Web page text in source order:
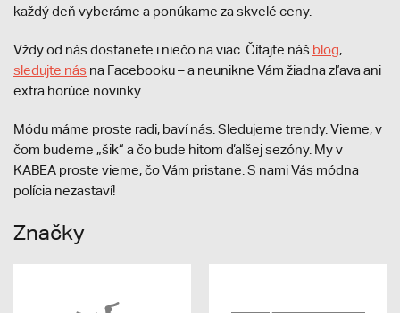
každý deň vyberáme a ponúkame za skvelé ceny.
Vždy od nás dostanete i niečo na viac. Čítajte náš blog,
sledujte nás na Facebooku – a neunikne Vám žiadna zľava ani
extra horúce novinky.
Módu máme proste radi, baví nás. Sledujeme trendy. Vieme, v
čom budeme „šik“ a čo bude hitom ďalšej sezóny. My v
KABEA proste vieme, čo Vám pristane. S nami Vás módna
polícia nezastaví!
Značky